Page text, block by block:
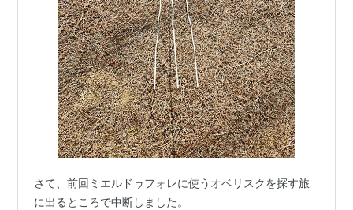
さて、前回ミエルドゥフォレに使うオベリスクを探す旅
に出るところで中断しました。